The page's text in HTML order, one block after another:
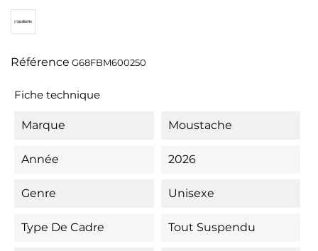
Référence G68FBM600250
Fiche technique
Marque Moustache
Année 2026
Genre Unisexe
Type De Cadre Tout Suspendu